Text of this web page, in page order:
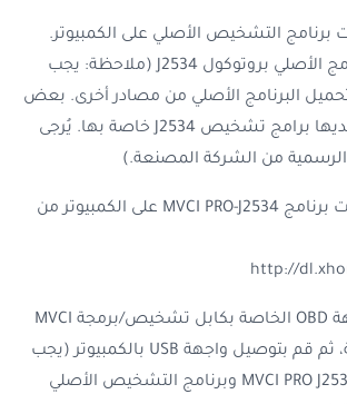
برنامج التشخيص الأصلي على الكمبيوتر.
يجب أن يدعم البرنامج الأصلي بروتوكول J2534 (ملاحظة: يجب
البرنامج الأصلي من مصادر أخرى. بعض
العلامات التجارية لديها برامج تشخيص J2534 خاصة بها. يُرجى
الرسمية من الشركة المصنعة.)
2. قم بتحميل وتثبيت برنامج MVCI PRO-J2534 على الكمبيوتر من
http://
3. قم بتوصيل واجهة OBD الخاصة بكابل تشخيص/برمجة MVCI
PRO-J2534 بالمركبة، ثم قم بتوصيل واجهة USB بالكمبيوتر (يجب
أن يكون البرنامج MVCI PRO J2534 وبرنامج التشخيص الأصلي